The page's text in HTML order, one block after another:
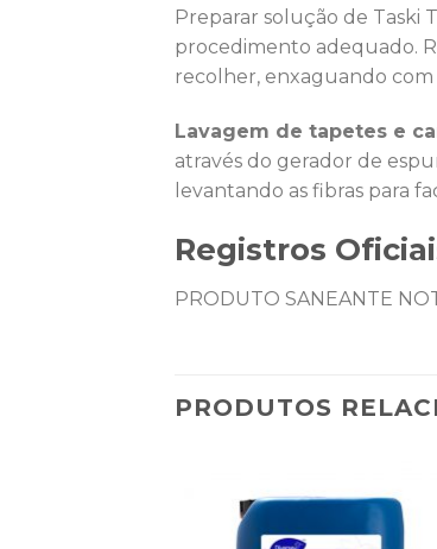
Preparar solução de Taski
procedimento adequado.
recolher, enxaguando
Lavagem de tapetes e
através do gerador de
levantando as fibras para
Registros
PRODUTO SANEANTE
PRODUTOS